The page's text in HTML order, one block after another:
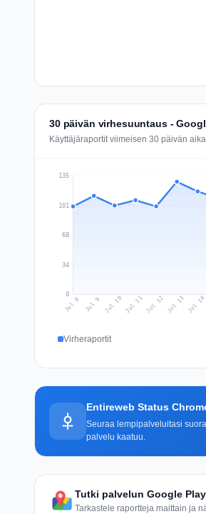
30 päivän virhesuuntaus -
Käyttäjäraportit viimeisen 30 päivän
0
34
68
101
135
Jul 8 Jul 9 Jul 10 Jul 11Jul 12 Jul 13 Jul 14
Virheraportit
Entireweb Status
Seuraa lempipalveluitasi
palvelu kaatuu.
Tutki palvelun Google
Tarkastele raportteja maittain ja